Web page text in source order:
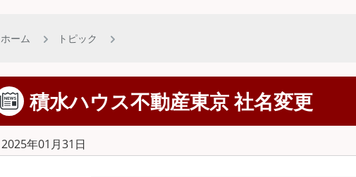
ホーム トピック
積水ハウス不動産東京 社名変更
2025年01月31日